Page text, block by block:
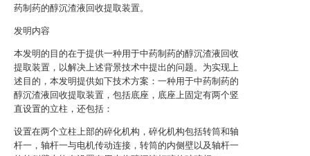
药制药的醇沉渣液回收提取装置。
发明内容
本发明的目的在于提供一种用于中药制药的醇沉渣液回收
提取装置，以解决上述背景技术中提出的问题。为实现上
述目的，本发明提供如下技术方案：一种用于中药制药的
醇沉渣液回收提取装置，包括底座，底座上固定有两个竖
直设置的立柱，还包括：
设置在两个立柱上部的碎化机构，碎化机构包括转筒和轴
杆一，轴杆一与电机传动连接，转筒的内侧壁以及轴杆一